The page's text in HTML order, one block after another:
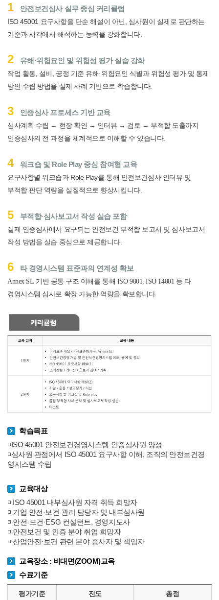
1 안전보건심사 실무 중심 커리큘럼
ISO 45001 요구사항을 단순 해설이 아닌
심사원이 실제로 판단하는
기준과 시각에서 해석하는 능력을 강화합니다.
2 유해 ·위험요인 및 위험성 평가 실습 강화
작업 활동 설비 공정 기준 유해·위험요인 식별과 위험성 평가 및 통제
방안 수립 방법을 실제 사례 기반으로 학습합니다.
3 인증심사 프로세스 기반 교육
심사계획 수립 → 현장 확인 → 인터뷰 → 검토 → 부적합 도출까지
인증심사의 전 과정을 체계적으로 이해할 수 있습니다.
4 워크숍 및 Role Play 중심 참여형 교육
요구사항별 워크숍과Role Play를 통해 안전보건심사 인터뷰 및
부적합 판단 역량을 실질적으로 향상시킵니다.
5 부적합·심사보고서 작성 실습 포함
실제 인증심사에서 요구되는 안전보건 부적합 보고서 및 심사보고서
작성 방법을 실습 중심으로 제공합니다
6 타 경영시스템 표준과의 연계성 확보
Annex SL 기반 공통 구조 이해를 통해 ISO 9001, ISO 14001 등 타
경영시스템 심사로 확장 가능한 역량을 확보합니다.
학습목표
◽ISO 45001 안전보건경영시스템 인증심사원 양성
◽심사원 관점에서 ISO 45001 요구사항 이해, 조직의 안전보건경
영시스템 수립
교육대상
◽ ISO 45001 내부심사원 자격 취득 희망자
◽ 기업 안전·보건 관리 담당자 및 내부심사원
◽ 안전·보건·ESG 컨설턴트, 경영지도사
◽ 안전보건 및 인증 분야 취업 희망자
◽ 산업안전·보건 관련 분야 종사자 및 책임자
교육장소 : 비대면(ZOOM)교육
수료기준
평가기준 진도 총점